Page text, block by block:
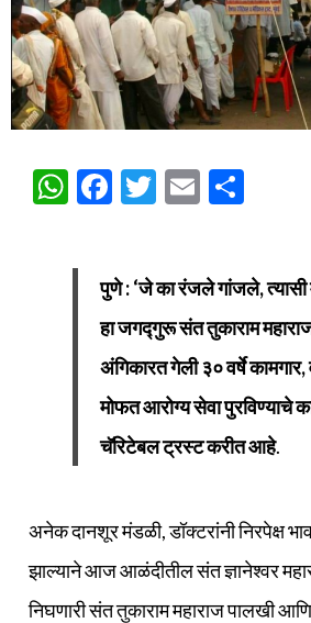
WhatsApp
Facebook
Twitter
Email
पुणे : ‘जे का रंजले गांजले,
हा जगद्गुरू संत तुकाराम
अंगिकारत गेली ३० वर्षे कामगार,
मोफत आरोग्य सेवा पुरविण्याचे
चॅरिटेबल ट्रस्ट करीत आहे.
अनेक दानशूर मंडळी, डॉक्टरांनी निरपेक्ष
झाल्याने आज आळंदीतील संत ज्ञानेश्‍वर
निघणारी संत तुकाराम महाराज पालखी